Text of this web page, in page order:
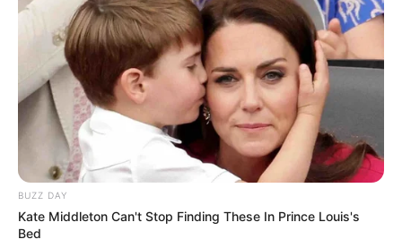
BUZZ DAY
Kate Middleton Can't Stop Finding These In Prince Louis's
Bed